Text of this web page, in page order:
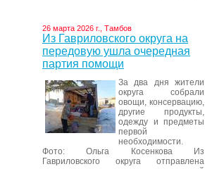
26 марта 2026 г., Тамбов
Из Гавриловского округа на
передовую ушла очередная
партия помощи
За два дня жители
округа собрали
овощи, консервацию,
другие продукты,
одежду и предметы
первой
необходимости.
Фото: Ольга Косенкова Из
Гавриловского округа отправлена